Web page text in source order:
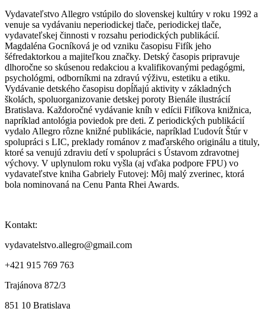
Vydavateľstvo Allegro vstúpilo do slovenskej kultúry v roku 1992 a
venuje sa vydávaniu neperiodickej tlače, periodickej tlače,
vydavateľskej činnosti v rozsahu periodických publikácií.
Magdaléna Gocníková je od vzniku časopisu Fifík jeho
šéfredaktorkou a majiteľkou značky. Detský časopis pripravuje
dlhoročne so skúsenou redakciou a kvalifikovanými pedagógmi,
psychológmi, odborníkmi na zdravú výživu, estetiku a etiku.
Vydávanie detského časopisu dopĺňajú aktivity v základných
školách, spoluorganizovanie detskej poroty Bienále ilustrácií
Bratislava. Každoročné vydávanie kníh v edícii Fifíkova knižnica,
napríklad antológia poviedok pre deti. Z periodických publikácií
vydalo Allegro rôzne knižné publikácie, napríklad Ľudovít Štúr v
spolupráci s LIC, preklady románov z maďarského originálu a tituly,
ktoré sa venujú zdraviu detí v spolupráci s Ústavom zdravotnej
výchovy. V uplynulom roku vyšla (aj vďaka podpore FPU) vo
vydavateľstve kniha Gabriely Futovej: Môj malý zverinec, ktorá
bola nominovaná na Cenu Panta Rhei Awards.
Kontakt:
vydavatelstvo.allegro@gmail.com
+421 915 769 763
Trajánova 872/3
851 10 Bratislava